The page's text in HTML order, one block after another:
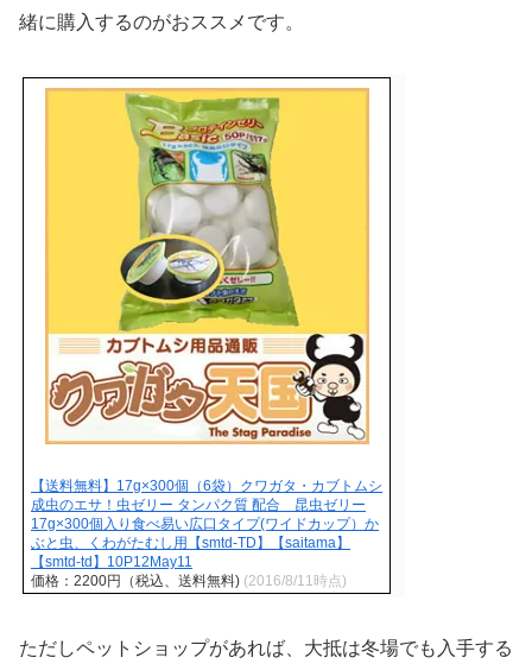
緒に購入するのがおススメです。
【送料無料】17g×300個（6袋）クワガタ・カブトムシ
成虫のエサ！虫ゼリー タンパク質 配合 昆虫ゼリー
17g×300個入り食べ易い広口タイプ(ワイドカップ）か
ぶと虫、くわがたむし用【smtd-TD】【saitama】
【smtd-td】10P12May11
価格：2200円（税込、送料無料) (2016/8/11時点)
ただしペットショップがあれば、大抵は冬場でも入手する